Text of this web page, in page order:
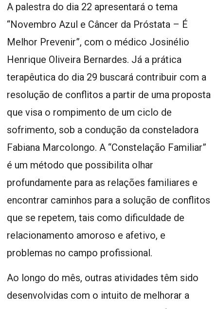
A palestra do dia 22 apresentará o tema
“Novembro Azul e Câncer da Próstata – É
Melhor Prevenir”, com o médico Josinélio
Henrique Oliveira Bernardes. Já a prática
terapêutica do dia 29 buscará contribuir com a
resolução de conflitos a partir de uma proposta
que visa o rompimento de um ciclo de
sofrimento, sob a condução da consteladora
Fabiana Marcolongo. A “Constelação Familiar”
é um método que possibilita olhar
profundamente para as relações familiares e
encontrar caminhos para a solução de conflitos
que se repetem, tais como dificuldade de
relacionamento amoroso e afetivo, e
problemas no campo profissional.
Ao longo do mês, outras atividades têm sido
desenvolvidas com o intuito de melhorar a